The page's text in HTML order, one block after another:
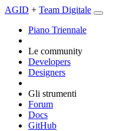
AGID + Team Digitale
Piano Triennale
Le community
Developers
Designers
Gli strumenti
Forum
Docs
GitHub